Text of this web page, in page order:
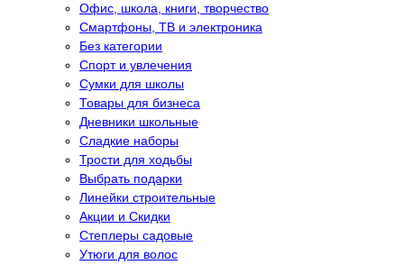
Офис, школа, книги, творчество
Смартфоны, ТВ и электроника
Без категории
Спорт и увлечения
Сумки для школы
Товары для бизнеса
Дневники школьные
Сладкие наборы
Трости для ходьбы
Выбрать подарки
Линейки строительные
Акции и Скидки
Степлеры садовые
Утюги для волос